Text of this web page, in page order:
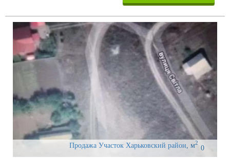
Продажа Участок Харьковский район 0
м2